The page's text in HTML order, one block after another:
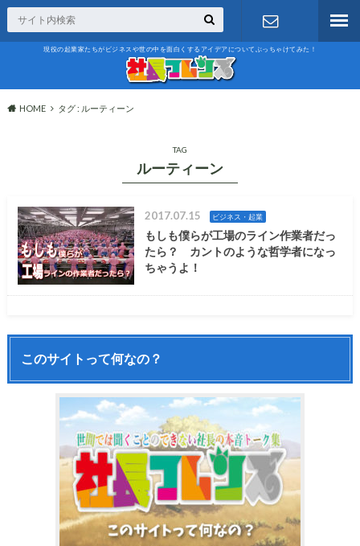
現役の起業家たちがビジネスや世の中を面白くするアイデアについてぶっちゃけてみた！
HOME タグ : ルーティーン
TAG
ルーティーン
2017.07.15 ビジネス・起業
もしも僕らが工場のライン作業者だっ
たら？ カントのような哲学者になっ
ちゃうよ！
このサイトって何なの？